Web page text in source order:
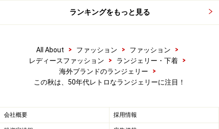
ランキングをもっと見る
All About > ファッション > ファッション
>
レディースファッション
> ランジェリー・下着
>
海外ブランドのランジェリー
>
この秋は、50年代レトロなランジェリーに注目！
会社概要 採用情報